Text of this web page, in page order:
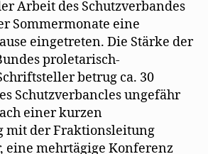
Arbeit des Schutzverbandes
Sommermonate eine
eingetreten. Die Stärke der
proletarisch-
betrug ca. 30
Schutzverbancles ungefähr
einer kurzen
mit der Fraktionsleitung
eine mehrtägige Konferenz